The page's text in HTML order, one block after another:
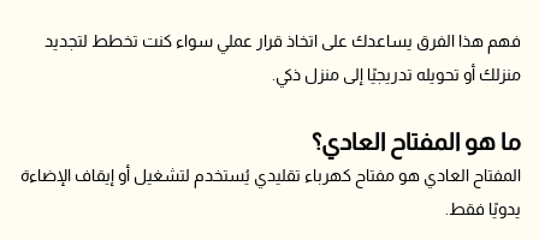
فهم هذا الفرق يساعدك على اتخاذ قرار عملي سواء كنت تخطط لتجديد
منزلك أو تحويله تدريجيًا إلى منزل ذكي.
ما هو المفتاح العادي؟
المفتاح العادي هو مفتاح كهرباء تقليدي يُستخدم لتشغيل أو إيقاف الإضاءة
يدويًا فقط.